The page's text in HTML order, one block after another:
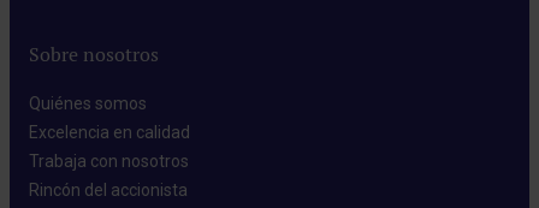
Sobre nosotros
Quiénes somos​
Excelencia en calidad​
Trabaja con nosotros​
Rincón del accionista​